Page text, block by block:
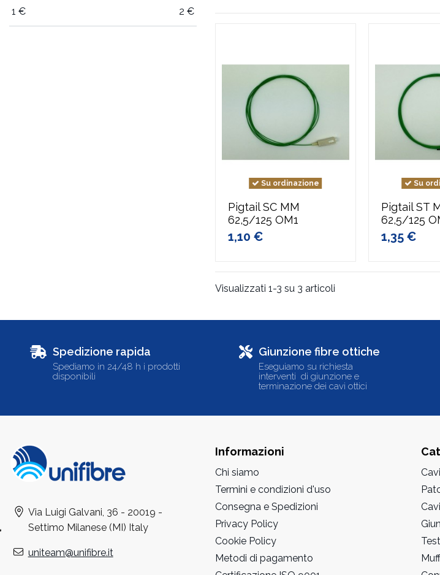
Su ordinazione
Pigtail SC MM
62,5/125 OM1
1,10 €
Su
Pigtail ST
62,5/125
1,35 €
Visualizzati 1-3 su 3 articoli
1 € 2 €
Spedizione rapida
Spediamo in 24/48 h i prodotti
disponibili
Giunzione fibre ottiche
Eseguiamo su richiesta
interventi di giunzione e
terminazione dei cavi ottici
Via Luigi Galvani, 36 - 20019 -
Settimo Milanese (MI) Italy
uniteam@unifibre.it
Informazioni
Chi siamo
Termini e condizioni d'uso
Consegna e Spedizioni
Privacy Policy
Cookie Policy
Metodi di pagamento